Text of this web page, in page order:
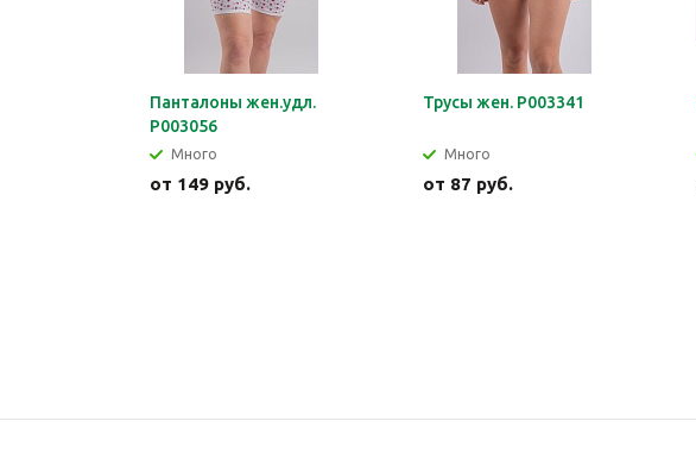
Панталоны жен.удл.
Р003056
Много
от 149 руб.
Трусы жен. Р003341
Много
от 87 руб.